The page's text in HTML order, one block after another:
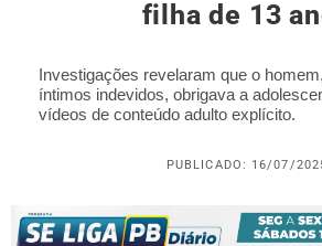
filha de 13
Investigações revelaram que o
íntimos indevidos, obrigava a
vídeos de conteúdo adulto explícito.
PUBLICADO: 16/07/